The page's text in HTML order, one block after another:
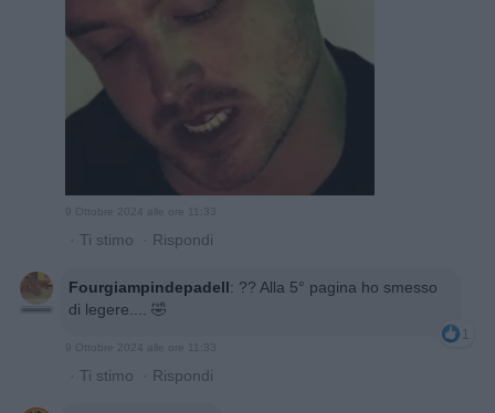
9 Ottobre 2024 alle ore 11:33
· Ti stimo · Rispondi
Fourgiampindepadell: ?? Alla 5° pagina ho smesso
di legere.... 🤣
1
9 Ottobre 2024 alle ore 11:33
· Ti stimo · Rispondi